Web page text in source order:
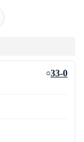
○33-0